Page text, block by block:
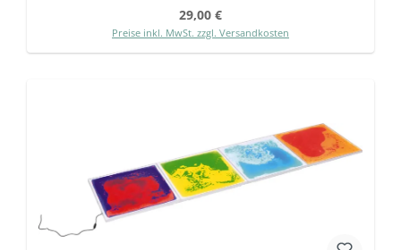
Regulärer Preis:
29,00 €
Preise inkl. MwSt. zzgl. Versandkosten